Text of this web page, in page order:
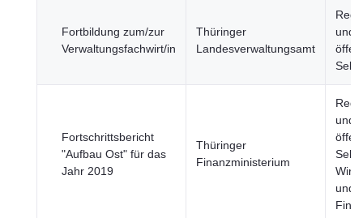
Fortbildung zum/zur
Verwaltungsfachwirt/in
Thüringer
Landesverwaltungsamt
und
Fortschrittsbericht
"Aufbau Ost" für das
Jahr 2019
Thüringer
Finanzministerium
und
und